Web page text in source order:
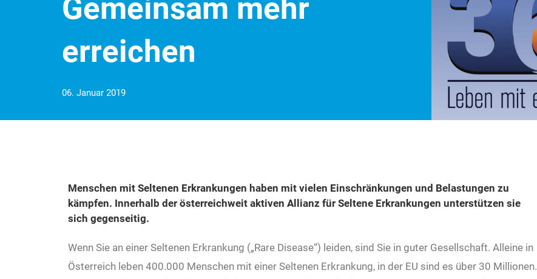
Gemeinsam mehr
erreichen
06. Januar 2019
Menschen mit Seltenen Erkrankungen haben mit vielen Einschränkungen und Belastungen zu
kämpfen. Innerhalb der österreichweit aktiven Allianz für Seltene Erkrankungen unterstützen sie
sich gegenseitig.
Wenn Sie an einer Seltenen Erkrankung („Rare Disease“) leiden, sind Sie in guter Gesellschaft. Alleine in
Österreich leben 400.000 Menschen mit einer Seltenen Erkrankung, in der EU sind es über 30 Millionen.